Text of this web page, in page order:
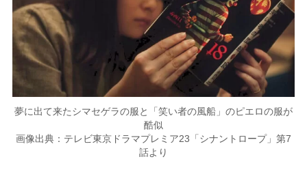
夢に出て来たシマセゲラの服と「笑い者の風船」のピエロの服が
酷似
画像出典：テレビ東京ドラマプレミア23「シナントロープ」第7
話より